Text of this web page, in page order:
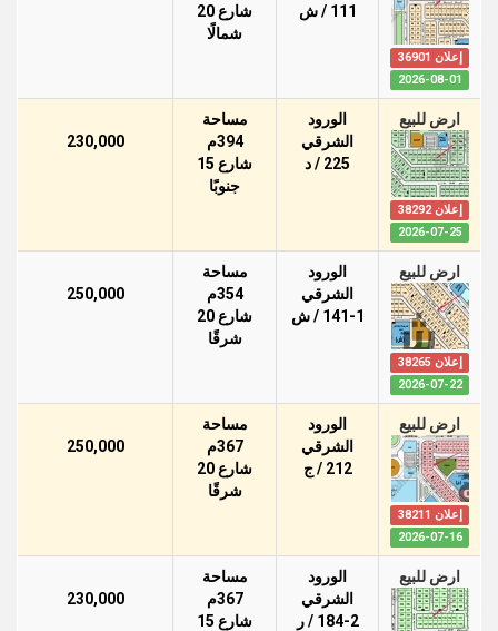
إعلان 36901
2026-08-01
111 / ش
شارع 20
شمالًا
ارض للبيع
إعلان 38292
2026-07-25
الورود
الشرقي
225 / د
مساحة
394م
شارع 15
جنوبًا
230,000
ارض للبيع
إعلان 38265
2026-07-22
الورود
الشرقي
141-1 / ش
مساحة
354م
شارع 20
شرقًا
250,000
ارض للبيع
إعلان 38211
2026-07-16
الورود
الشرقي
212 / ج
مساحة
367م
شارع 20
شرقًا
250,000
ارض للبيع
الورود
الشرقي
184-2 / ر
مساحة
367م
شارع 15
230,000